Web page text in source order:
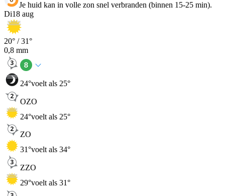
Je huid kan in volle zon snel verbranden (binnen 15-25 min).
Di18 aug
20° /31°
0,8 mm
24°voelt als 25°
OZO
24°voelt als 25°
ZO
31°voelt als 34°
ZZO
29°voelt als 31°